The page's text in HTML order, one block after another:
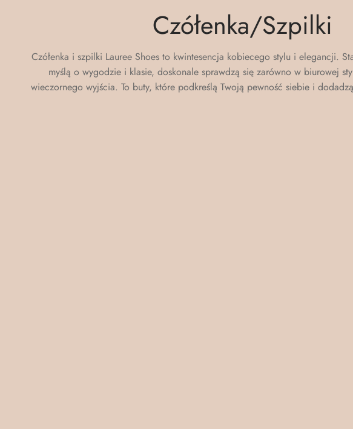
Czółenka/Szpilki
Czółenka i szpilki Lauree Shoes to kwintesencja kobiecego stylu i elegancji.
myślą o wygodzie i klasie, doskonale sprawdzą się zarówno w biurowej
wieczornego wyjścia. To buty, które podkreślą Twoją pewność siebie i